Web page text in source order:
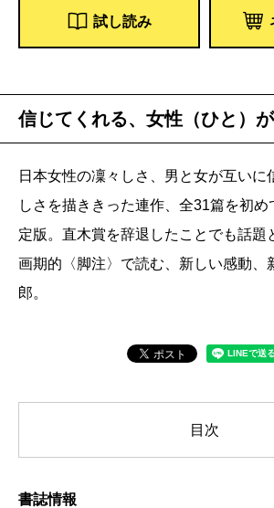
試し読み
信じてくれる、女性（ひと）が
日本女性の凜々しさ、男と女が互いに
しさを描ききった連作、全31篇を初
定版。直木賞を辞退したことでも話題
画期的〈脚注〉で読む、新しい感動、
郎。
目次
書誌情報